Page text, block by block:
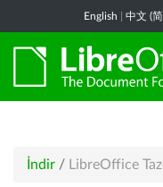
English 中文 (
İndir / LibreOffice